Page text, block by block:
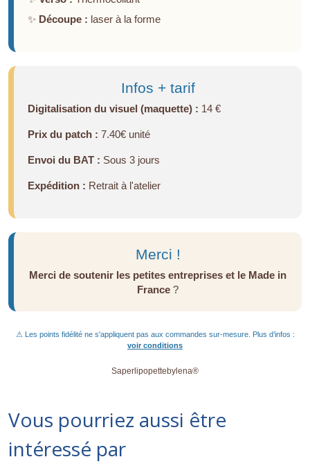
✨ Découpe : laser à la forme
Infos + tarif
Digitalisation du visuel (maquette) : 14 €
Prix du patch : 7.40€ unité
Envoi du BAT : Sous 3 jours
Expédition : Retrait à l'atelier
Merci !
Merci de soutenir les petites entreprises et le Made in
France ?
⚠ Les points fidélité ne s'appliquent pas aux commandes sur-mesure. Plus d’infos :
voir conditions
Saperlipopettebylena®
Vous pourriez aussi être
intéressé par